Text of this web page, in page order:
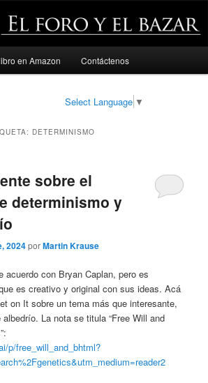
en Amazon Contáctenos
Select Language ▼
DETERMINISMO
sobre el
determinismo y
2024porMartin Krause
acuerdo con Bryan Caplan, pero es
es creativo y original con sus ideas. Acá
on It sobre un tema más que interesante,
La nota se titula “Free Will and
p/free_will_and_bhtml?